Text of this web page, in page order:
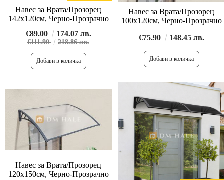
Навес за Врата/Прозорец
142х120см, Черно-Прозрачно
€89.00
174.07 лв.
€111.90 218.86 лв.
Навес за Врата/Прозорец
100х120см, Черно-Прозрачно
€75.90
148.45 лв.
Навес за Врата/Прозорец
120х150см, Черно-Прозрачно